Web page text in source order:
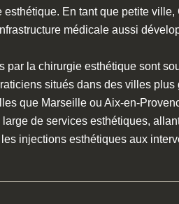
En tant que petite ville,
médicale aussi
par la chirurgie esthétique sont
situés dans des villes plus
que Marseille ou Aix-en-
de services esthétiques,
injections esthétiques aux